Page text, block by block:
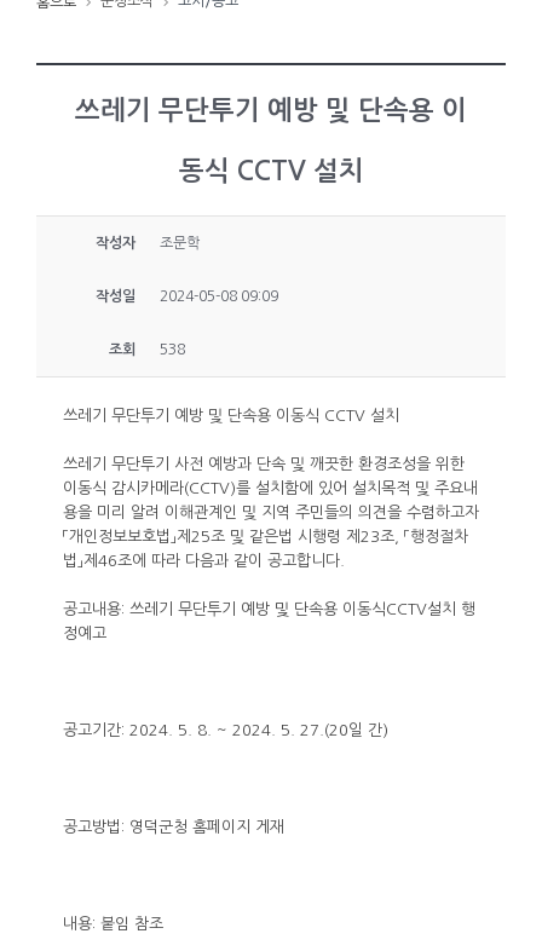
쓰레기 무단투기 예방 및 단속용 이
동식 CCTV 설치
작성자 조문학
작성일 2024-05-08 09:09
조회 538
쓰레기 무단투기 예방 및 단속용 이동식 CCTV 설치
쓰레기 무단투기 사전 예방과 단속 및 깨끗한 환경조성을 위한
이동식 감시카메라(CCTV)를 설치함에 있어 설치목적 및 주요내
용을 미리 알려 이해관계인 및 지역 주민들의 의견을 수렴하고자
「개인정보보호법」제25조 및 같은법 시행령 제23조, 「행정절차
법」제46조에 따라 다음과 같이 공고합니다.
공고내용: 쓰레기 무단투기 예방 및 단속용 이동식CCTV설치 행
정예고
공고기간: 2024. 5. 8. ~ 2024. 5. 27.(20일 간)
공고방법: 영덕군청 홈페이지 게재
내용: 붙임 참조